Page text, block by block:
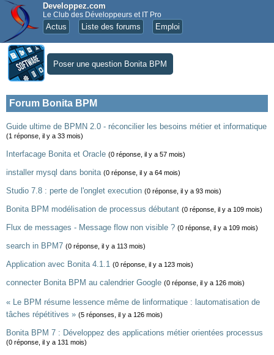
Developpez.com
Le Club des Développeurs et IT Pro
Actus Liste des forums Emploi
Poser une question Bonita BPM
Forum Bonita BPM
Guide ultime de BPMN 2.0 - réconcilier les besoins métier et informatique
(1 réponse, il y a 33 mois)
Interfacage Bonita et Oracle (0 réponse, il y a 57 mois)
installer mysql dans bonita (0 réponse, il y a 64 mois)
Studio 7.8 : perte de l'onglet execution (0 réponse, il y a 93 mois)
Bonita BPM modélisation de processus débutant (0 réponse, il y a 109 mois)
Flux de messages - Message flow non visible ? (0 réponse, il y a 109 mois)
search in BPM7 (0 réponse, il y a 113 mois)
Application avec Bonita 4.1.1 (0 réponse, il y a 123 mois)
connecter Bonita BPM au calendrier Google (0 réponse, il y a 126 mois)
« Le BPM résume lessence même de linformatique : lautomatisation de
tâches répétitives » (5 réponses, il y a 126 mois)
Bonita BPM 7 : Développez des applications métier orientées processus
(0 réponse, il y a 131 mois)